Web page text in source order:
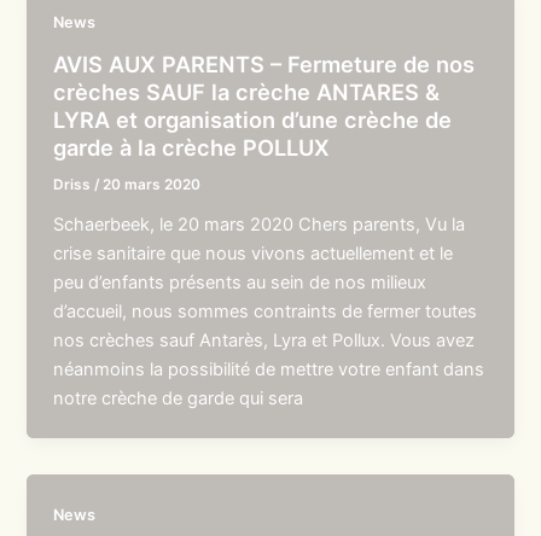
News
AVIS AUX PARENTS – Fermeture de nos
crèches SAUF la crèche ANTARES &
LYRA et organisation d’une crèche de
garde à la crèche POLLUX
Driss / 20 mars 2020
Schaerbeek, le 20 mars 2020 Chers parents, Vu la
crise sanitaire que nous vivons actuellement et le
peu d’enfants présents au sein de nos milieux
d’accueil, nous sommes contraints de fermer toutes
nos crèches sauf Antarès, Lyra et Pollux. Vous avez
néanmoins la possibilité de mettre votre enfant dans
notre crèche de garde qui sera
News